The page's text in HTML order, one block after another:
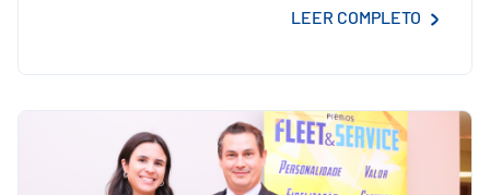
LEER COMPLETO